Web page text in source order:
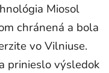
Miosol
chránená a bola
vo Vilniuse.
prinieslo výsledok